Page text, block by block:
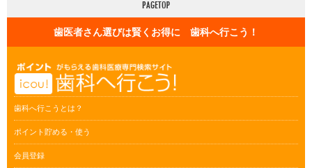
歯医者さん選びは賢くお得に 歯科へ行こう！
歯科へ行こうとは？
ポイント貯める・使う
会員登録